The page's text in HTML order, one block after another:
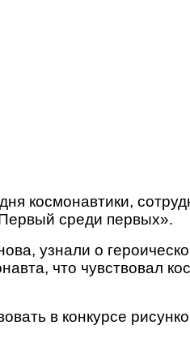
космонавтики,
среди первых».
узнали о
что чувствовал
в конкурсе